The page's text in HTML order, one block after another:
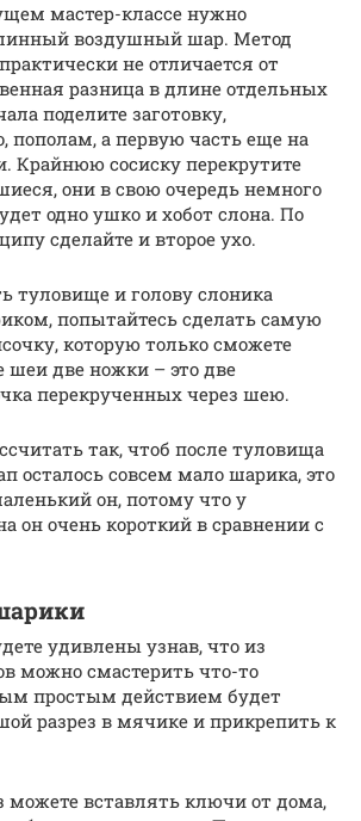
мастер-классе нужно
воздушный шар. Метод
не отличается от
разница в длине отдельных
поделите заготовку,
пополам, а первую часть еще на
Крайнюю сосиску перекрутите
они в свою очередь немного
одно ушко и хобот слона. По
сделайте и второе ухо.
туловище и голову слоника
попытайтесь сделать самую
которую только сможете
шеи две ножки – это две
перекрученных через шею.
так, чтоб после туловища
осталось совсем мало шарика, это
он, потому что у
он очень короткий в сравнении с
удивлены узнав, что из
можно смастерить что-то
простым действием будет
разрез в мячике и прикрепить к
можете вставлять ключи от дома,